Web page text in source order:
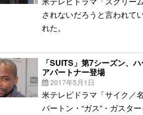
されないだろうと言われて
れた。
「SUITS」第7シーズン、
アパートナー登場
2017年5月1日
米テレビドラマ「サイク／
バートン・“ガス”・ガスタ